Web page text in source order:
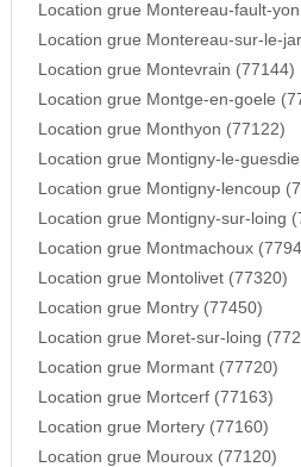
Location grue Montereau-fault-
Location grue Montereau-sur-le-
Location grue Montevrain (77144)
Location grue Montge-en-goele
Location grue Monthyon (77122)
Location grue Montigny-le-
Location grue Montigny-lencoup
Location grue Montigny-sur-loing
Location grue Montmachoux
Location grue Montolivet (77320)
Location grue Montry (77450)
Location grue Moret-sur-loing
Location grue Mormant (77720)
Location grue Mortcerf (77163)
Location grue Mortery (77160)
Location grue Mouroux (77120)